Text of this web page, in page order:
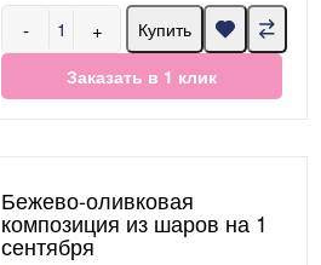
- +
Купить
Заказать в 1 клик
Бежево-оливковая
композиция из шаров на 1
сентября